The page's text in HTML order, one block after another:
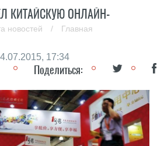
КИТАЙСКУЮ ОНЛАЙН-
новостей / Главная
17:34
Поделиться: